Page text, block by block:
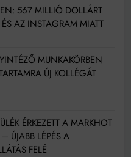
567 MILLIÓ DOLLÁRT
AZ INSTAGRAM MIATT
MUNKAKÖRBEN
ÚJ KOLLÉGÁT
ÉRKEZETT A MARKHOT
ÚJABB LÉPÉS A
FELÉ